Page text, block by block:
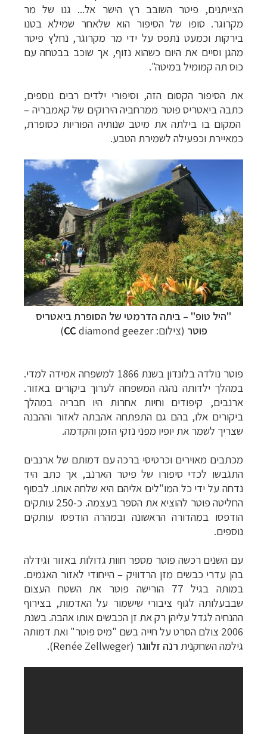
הצייתנים, פיטר השובב רץ הישר אל... גנו של מר
מקרוגר. סופו של הסיפור הוא שלאחר שמילא בטנו
בירקות וכמעט נתפס על ידי מר מקרוגר, נחלץ פיטר
מהגן וסיים את היום כשהוא נזוף, אך שוכב בבטחה עם
כוס תה קמומיל במיטה".
את הסיפור הקסום הזה, וסיפורי ילדים רבים נוספים,
כתבה ביאטריס פוטר ממרחביה הירוקים של קאמבריה –
המקום בו בילתה את מיטב שנותיה הפוריות כסופרת,
כמאיירת וכפעילה לשמירת הטבע.
"היל טופ" – ביתה הדרמטי של הסופרת ביאטריס
פוטר (צילום: CC diamond geezer)
פוטר נולדה בלונדון בשנת 1866 למשפחה אמידה למדי.
במהלך ילדותה נהגה המשפחה לערוך ביקורים באזור.
ארנבים, קיפודים וחיות אחרות היו חבריה במהלך
ביקורים אלו, בהם גם התפתחה אהבתה לאזור וההבנה
שצריך לשמר את יופיו מפני נזקי הזמן והקדמה.
מכתבים מאוירים וכרטיסי ברכה עם דמותם של ארנבים
התגבשו לכדי סיפורו של פיטר הארנב, אך כתב היד
נדחה על ידי כל המו"לים אליהם היא שלחה אותו. לבסוף
החליטה פוטר להוציא את הספר בעצמה. כ-250 עותקים
הודפסו במהדורה הראשונה ובמהרה הודפסו עותקים
נוספים.
עם השנים רכשה פוטר מספר חוות גדולות באזור וגידלה
בהן עדרי כבשים מזן הרדוויק – הייחודי לאזור האגמים.
במותה בגיל 77 הורישה פוטר את השטח העצום
שבבעלותה לגוף ציבורי שישמור על האדמות, בצירוף
ההנחיה לגדל עליהן רק את זן הכבשים אותו אהבה. בשנת
2006 צולם הסרט על חייה בשם "מיס פוטר" ואת דמותה
גילמה השחקנית רנה זלווגר (
Renée Zellweger
).
קרוזים והפלגות נופשלחצו לרשימת היעדים »
תכנון טיולים למדינות אירופהלחצו לרשימת היעדים
»
תכנוןטיולים לאמריקה הצפונית לחצו לרשימת
היעדים »